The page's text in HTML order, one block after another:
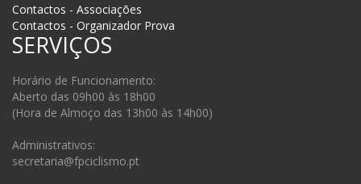
Contactos - Associações
Contactos - Organizador Prova
SERVIÇOS
Horário de Funcionamento:
Aberto das 09h00 às 18h00
(Hora de Almoço das 13h00 às 14h00)
Administrativos:
secretaria@fpciclismo.pt